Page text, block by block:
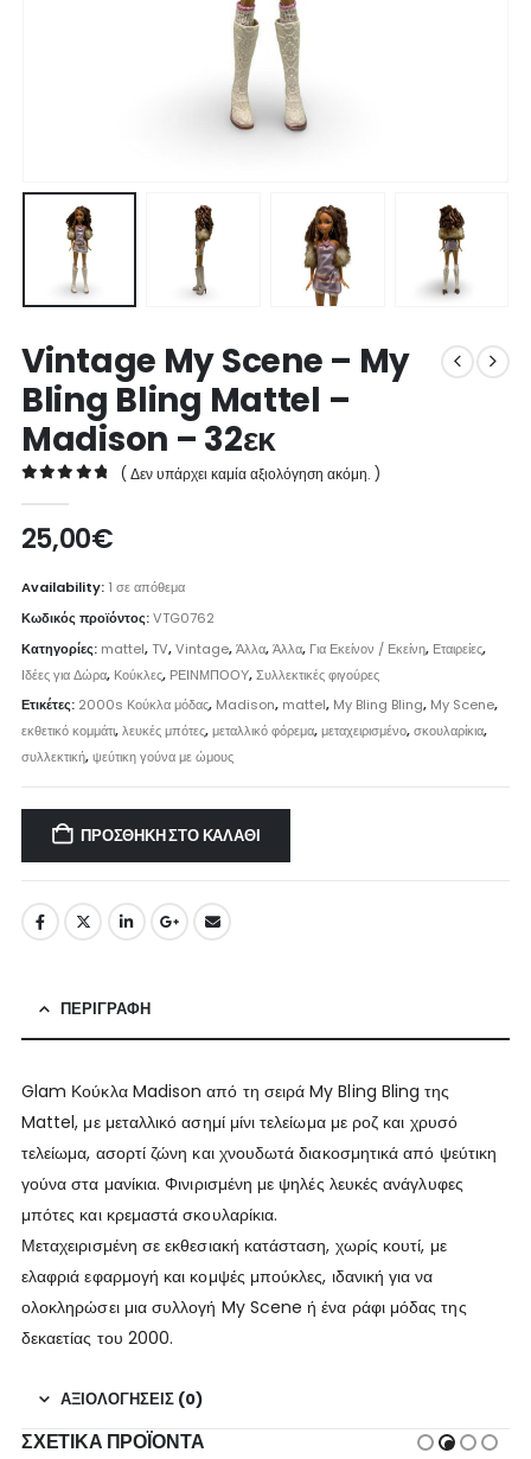
Vintage My Scene – My
Bling Bling Mattel –
Madison – 32εκ
( Δεν υπάρχει καμία αξιολόγηση ακόμη. )
25,00€
Availability: 1 σε απόθεμα
Κωδικός προϊόντος:VTG0762
Κατηγορίες: mattel,TV,Vintage,Άλλα,Άλλα, Για Εκείνον / Εκείνη, Εταιρείες,
Ιδέες για Δώρα, Κούκλες, ΡΕΙΝΜΠΟΟΥ,Συλλεκτικές φιγούρες
Ετικέτες: 2000s Κούκλα μόδας, Madison, mattel, My Bling Bling, My Scene,
εκθετικό κομμάτι,λευκές μπότες,μεταλλικό φόρεμα,μεταχειρισμένο,σκουλαρίκια,
συλλεκτική,ψεύτικη γούνα με ώμους
ΠΡΟΣΘΉΚΗ ΣΤΟ ΚΑΛΆΘΙ
ΠΕΡΙΓΡΑΦΉ
Glam Κούκλα Madison από τη σειρά My Bling Bling της
Mattel, με μεταλλικό ασημί μίνι τελείωμα με ροζ και χρυσό
τελείωμα, ασορτί ζώνη και χνουδωτά διακοσμητικά από ψεύτικη
γούνα στα μανίκια. Φινιρισμένη με ψηλές λευκές ανάγλυφες
μπότες και κρεμαστά σκουλαρίκια.
Μεταχειρισμένη σε εκθεσιακή κατάσταση, χωρίς κουτί, με
ελαφριά εφαρμογή και κομψές μπούκλες, ιδανική για να
ολοκληρώσει μια συλλογή My Scene ή ένα ράφι μόδας της
δεκαετίας του 2000.
ΑΞΙΟΛΟΓΉΣΕΙΣ (0)
ΣΧΕΤΙΚΆ ΠΡΟΪΌΝΤΑ